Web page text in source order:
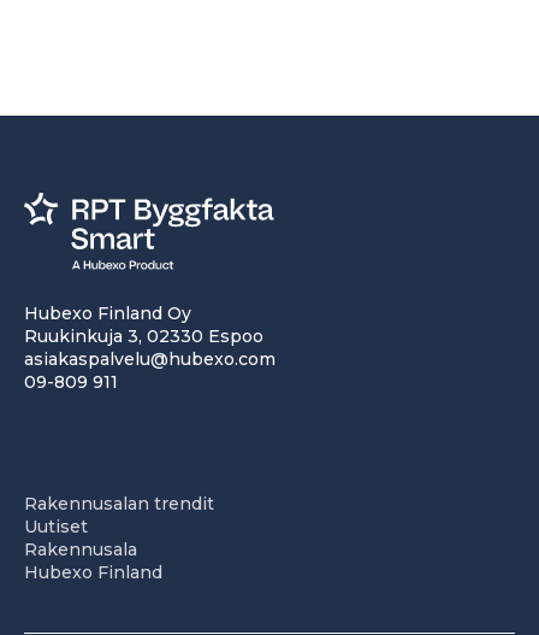
Hubexo Finland Oy
Ruukinkuja 3, 02330 Espoo
asiakaspalvelu@hubexo.com
09-809 911
Rakennusalan trendit
Uutiset
Rakennusala
Hubexo Finland